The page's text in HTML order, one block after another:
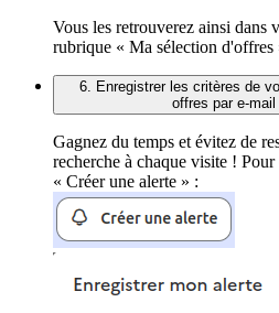
Vous les retrouverez ainsi dans
rubrique « Ma sélection d'offres
6. Enregistrer les critères de
offres par e-mail
Gagnez du temps et évitez de
recherche à chaque visite !
« Créer une alerte » :